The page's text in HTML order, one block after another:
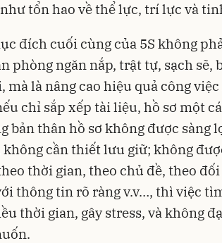
tổn hao về thể lực, trí lực và
đích cuối cùng của 5S không
phòng ngăn nắp, trật tự, sạch sẽ,
mà là nâng cao hiệu quả công
chỉ sắp xếp tài liệu, hồ sơ một
bản thân hồ sơ không được sàng
không cần thiết lưu giữ; không
thời gian, theo chủ đề, theo
thông tin rõ ràng v.v…, thì việc
thời gian, gây stress, và không